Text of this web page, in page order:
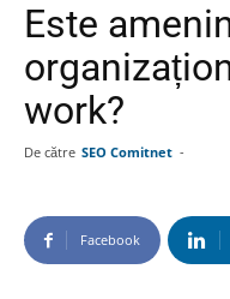
Este
work?
De către SEO Comitnet -
Facebook